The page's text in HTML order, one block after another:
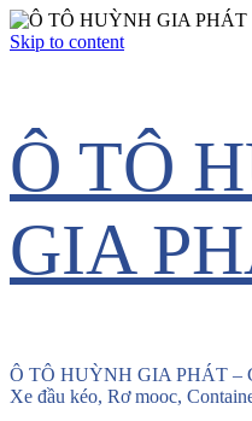
Skip to content
Ô TÔ
GIA
Ô TÔ HUỲNH GIA PHÁT –
Xe đầu kéo, Rơ mooc,